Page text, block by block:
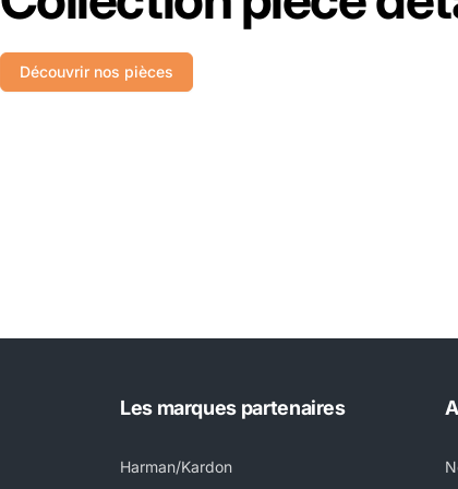
Découvrir nos pièces
Les marques partenaires
Harman/Kardon